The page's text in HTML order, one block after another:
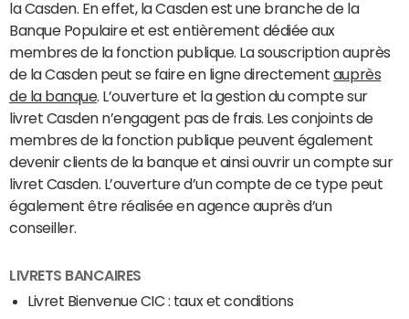
la Casden. En effet, la Casden est une branche de la
Banque Populaire et est entièrement dédiée aux
membres de la fonction publique. La souscription auprès
de la Casden peut se faire en ligne directement auprès
de la banque. L’ouverture et la gestion du compte sur
livret Casden n’engagent pas de frais. Les conjoints de
membres de la fonction publique peuvent également
devenir clients de la banque et ainsi ouvrir un compte sur
livret Casden. L’ouverture d’un compte de ce type peut
également être réalisée en agence auprès d’un
conseiller.
LIVRETS BANCAIRES
Livret Bienvenue CIC : taux et conditions